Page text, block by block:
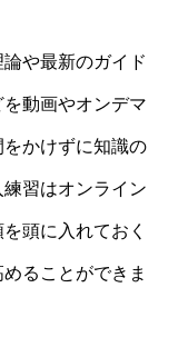
や最新のガイド
動画やオンデマ
かけずに知識の
習はオンライン
頭に入れておく
ることができま